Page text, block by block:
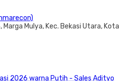
Mulya, Kec. Bekasi Utara, Kota